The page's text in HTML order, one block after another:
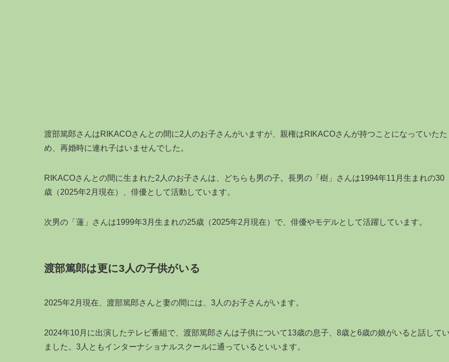
渡部篤郎さんはRIKACOさんとの間に2人のお子さんがいますが、親権はRIKACOさんが持つことになっていたた
め、再婚時に連れ子はいませんでした。
RIKACOさんとの間に生まれた2人のお子さんは、どちらも男の子。長男の「樹」さんは1994年11月生まれの30
歳（2025年2月現在）、俳優として活動しています。
次男の「蓮」さんは1999年3月生まれの25歳（2025年2月現在）で、俳優やモデルとして活躍しています。
渡部篤郎は更に3人の子供がいる
2025年2月現在、渡部篤郎さんと妻の間には、3人のお子さんがいます。
2024年10月に出演したテレビ番組で、渡部篤郎さんは子供について13歳の息子、8歳と6歳の娘がいると話してい
ました。3人ともインターナショナルスクールに通っているといいます。